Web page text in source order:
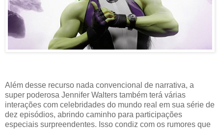
Além desse recurso nada convencional de narrativa, a
super poderosa Jennifer Walters também terá várias
interações com celebridades do mundo real em sua série de
dez episódios, abrindo caminho para participações
especiais surpreendentes. Isso condiz com os rumores que